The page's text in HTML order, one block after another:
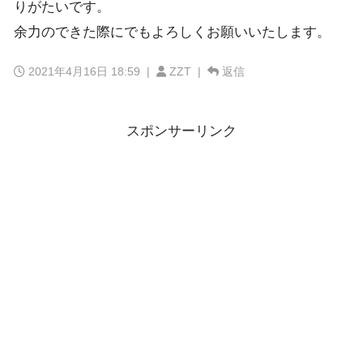
りがたいです。
余力のできた際にでもよろしくお願いいたします。
2021年4月16日 18:59 | ZZT | 返信
スポンサーリンク